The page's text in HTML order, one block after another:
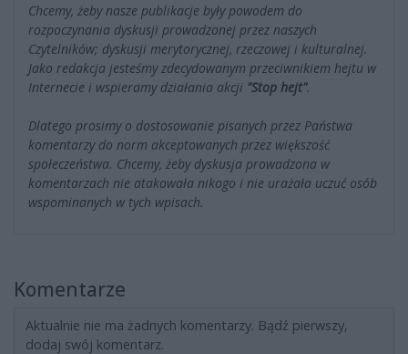
Chcemy, żeby nasze publikacje były powodem do
rozpoczynania dyskusji prowadzonej przez naszych
Czytelników; dyskusji merytorycznej, rzeczowej i kulturalnej.
Jako redakcja jesteśmy zdecydowanym przeciwnikiem hejtu w
Internecie i wspieramy działania akcji "Stop hejt".
Dlatego prosimy o dostosowanie pisanych przez Państwa
komentarzy do norm akceptowanych przez większość
społeczeństwa. Chcemy, żeby dyskusja prowadzona w
komentarzach nie atakowała nikogo i nie urażała uczuć osób
wspominanych w tych wpisach.
Komentarze
Aktualnie nie ma żadnych komentarzy. Bądź pierwszy,
dodaj swój komentarz.